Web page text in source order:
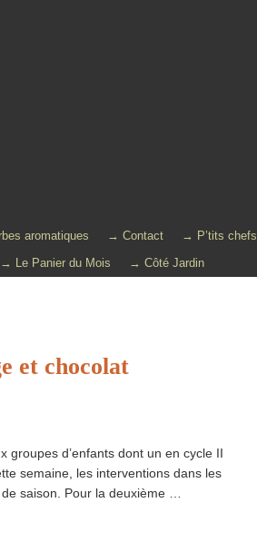
aromatiques → Contact → P’tits chefs
→ Le Panier du Mois → Côté Jardin
et chocolat
groupes d’enfants dont un en cycle II
semaine, les interventions dans les
saison. Pour la deuxième …